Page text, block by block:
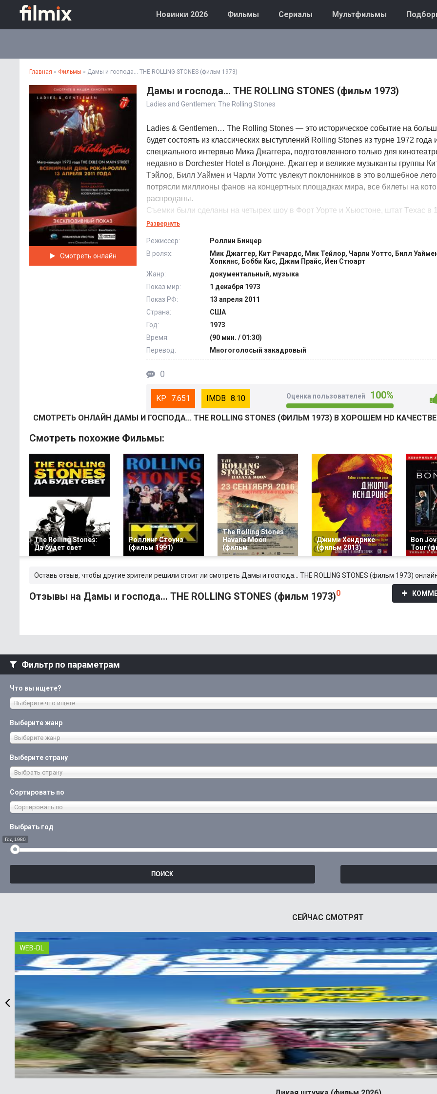
Новинки 2026 Фильмы Сериалы Мультфильмы
Главная » Фильмы » Дамы и господа... THE ROLLING STONES (фильм 1973)
Смотреть онлайн
Дамы и господа... THE ROLLING STONES (фильм 1973)
Ladies and Gentlemen: The Rolling Stones
Ladies & Gentlemen… The Rolling Stones — это историческое событие на
будет состоять из классических выступлений Rolling Stones из турне 1972 года
специального интервью Мика Джаггера, подготовленного только для
недавно в Dorchester Hotel в Лондоне. Джаггер и великие музыканты группы
Тэйлор, Билл Уаймен и Чарли Уоттс увлекут поклонников в это волшебное
потрясли миллионы фанов на концертных площадках мира, все билеты на
распроданы.
Съемки были сделаны на четырех шоу в Форт Уорте и Хьюстоне, штат Техас в
время их североамериканского промо-турне в поддержку альбома «Exile on
известным как одни из величайших хитов всех времен, такие как «Brown
Always Get What You Want», «Tumbling Dice» и «Jumpin' Jack Flash». @Filmix.fan
Развернуть
Режиссер:
Роллин Бинцер
В ролях:
Мик Джаггер, Кит Ричардс, Мик Тейлор, Чарли Уоттс, Билл
Хопкинс, Бобби Кис, Джим Прайс, Йен Стюарт
Жанр:
документальный, музыка
Показ мир:
1 декабря 1973
Показ РФ:
13 апреля 2011
Страна:
США
Год:
1973
Время:
(90 мин. / 01:30)
Перевод:
Многоголосый закадровый
0
7.651 8.10 Оценка пользователей 100%
СМОТРEТЬ ОНЛАЙН ДАМЫ И ГОСПОДА... THE ROLLING STONES (ФИЛЬМ 1973) В ХОРОШЕМ HD
Смотреть похожие Фильмы:
The Rolling Stones:
Да будет свет
Роллинг Стоунз
(фильм 1991)
The Rolling Stones
Havana Moon
(фильм
Джими Хендрикс
(фильм 2013)
Bon
Tour
Оставь отзыв, чтобы другие зрители решили стоит ли смотреть Дамы и господа... THE ROLLING STONES (фильм 1973)
Отзывы на Дамы и господа... THE ROLLING STONES (фильм 1973)0
Фильтр по параметрам
Что вы ищете?
Выберите что ищете
Выберите жанр
Выберите жанр
Выберите страну
Выбрать страну
Сортировать по
Сортировать по
Выбрать год
Год 1980
СЕЙЧАС СМОТРЯТ
WEB-DL